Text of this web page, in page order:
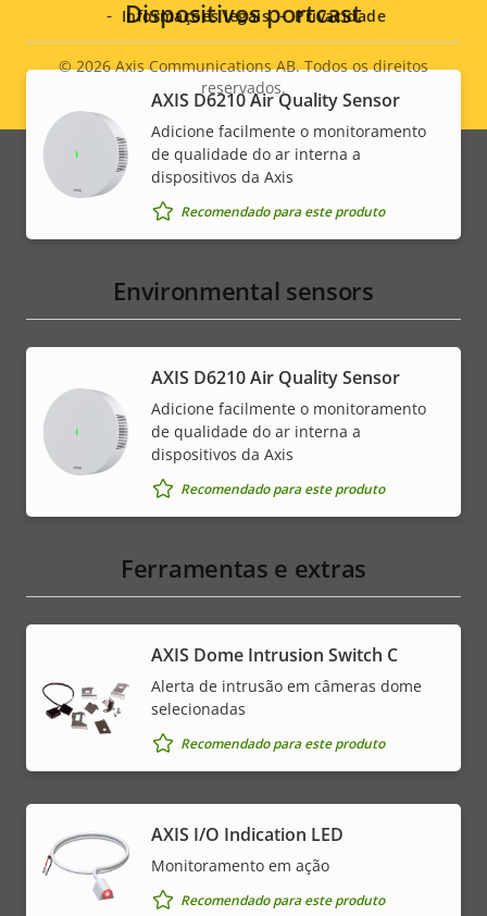
Dispositivos portcast
AXIS D6210 Air Quality Sensor
Adicione facilmente o monitoramento
de qualidade do ar interna a
dispositivos da Axis
Recomendado para este produto
Environmental sensors
AXIS D6210 Air Quality Sensor
Adicione facilmente o monitoramento
de qualidade do ar interna a
dispositivos da Axis
Recomendado para este produto
Ferramentas e extras
AXIS Dome Intrusion Switch C
Alerta de intrusão em câmeras dome
selecionadas
Recomendado para este produto
AXIS I/O Indication LED
Monitoramento em ação
Recomendado para este produto
Legal
menu
© 2026Axis Communications AB. Todos os direitos
reservados.
Informações legais Privacidade